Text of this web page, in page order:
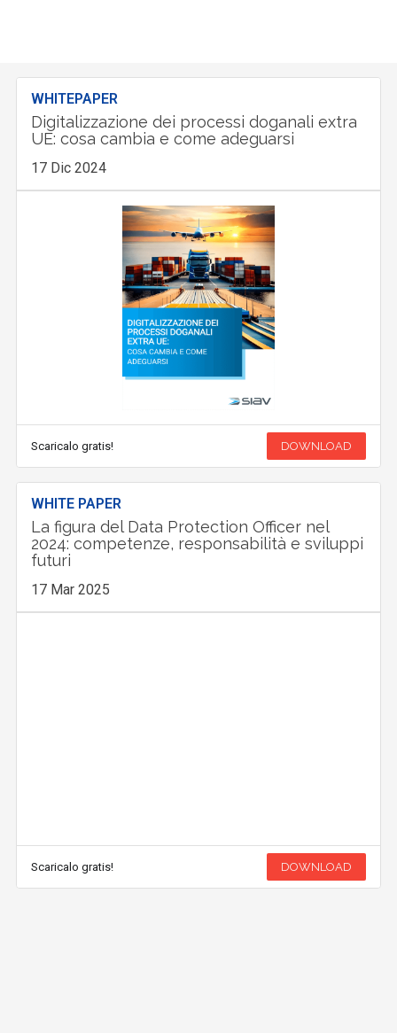
WHITEPAPER
Digitalizzazione dei processi doganali extra
UE: cosa cambia e come adeguarsi
17 Dic 2024
Scaricalo gratis! DOWNLOAD
WHITE PAPER
La figura del Data Protection Officer nel
2024: competenze, responsabilità e sviluppi
futuri
17 Mar 2025
Scaricalo gratis! DOWNLOAD